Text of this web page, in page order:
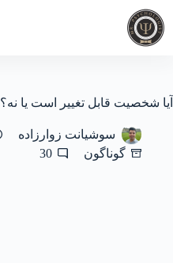
پرش
به
محتوا
آیا شخصیت قابل تغییر است یا نه؟
سوشیانت زوارزاده
گوناگون
30